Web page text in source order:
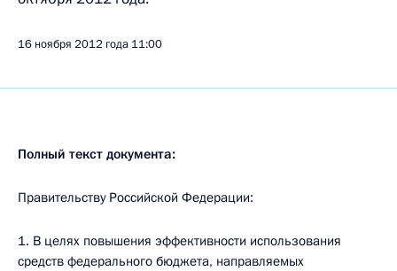
16 ноября 2012 года 11:00
Полный текст документа:
Правительству Российской Федерации:
1. В целях повышения эффективности использования
средств федерального бюджета, направляемых